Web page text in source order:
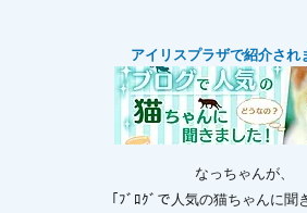
アイリスプラザで紹介され
なっちゃんが、
「ﾌﾞﾛｸﾞで人気の猫ちゃんに聞